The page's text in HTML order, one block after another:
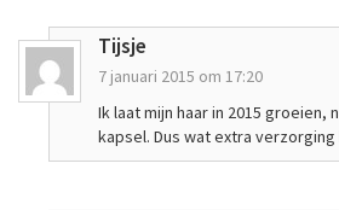
Tijsje
7 januari 2015 om 17:20
Ik laat mijn haar in 2015 groeien,
kapsel. Dus wat extra